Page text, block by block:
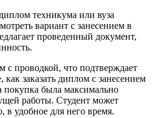
техникума или вуза
вариант с занесением в
проведенный документ,
с проводкой, что подтверждает
как заказать диплом с занесением
была максимально
работы. Студент может
в удобное для него время.